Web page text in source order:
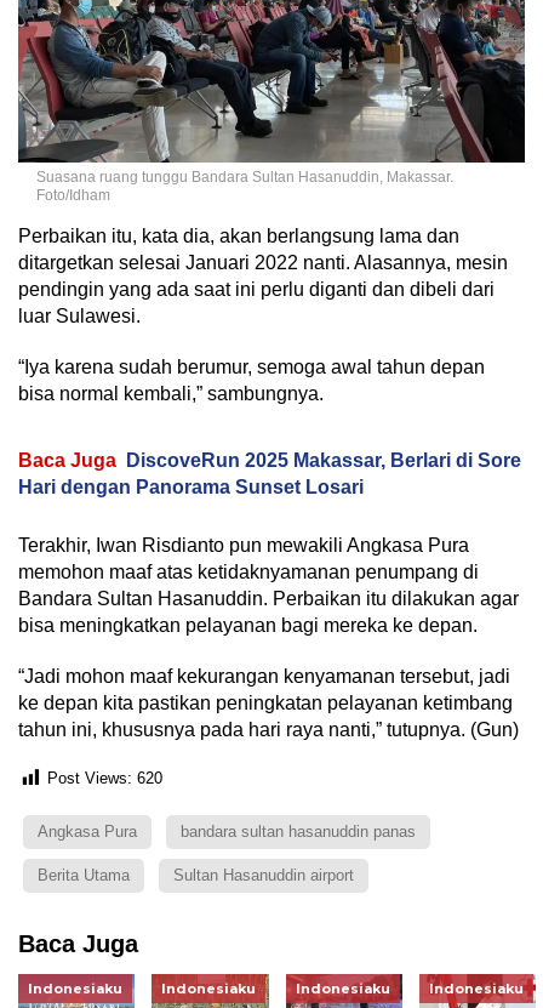
Suasana ruang tunggu Bandara Sultan Hasanuddin, Makassar.
Foto/Idham
Perbaikan itu, kata dia, akan berlangsung lama dan
ditargetkan selesai Januari 2022 nanti. Alasannya, mesin
pendingin yang ada saat ini perlu diganti dan dibeli dari
luar Sulawesi.
“Iya karena sudah berumur, semoga awal tahun depan
bisa normal kembali,” sambungnya.
Baca Juga
DiscoveRun 2025 Makassar, Berlari di Sore
Hari dengan Panorama Sunset Losari
Terakhir, Iwan Risdianto pun mewakili Angkasa Pura
memohon maaf atas ketidaknyamanan penumpang di
Bandara Sultan Hasanuddin. Perbaikan itu dilakukan agar
bisa meningkatkan pelayanan bagi mereka ke depan.
“Jadi mohon maaf kekurangan kenyamanan tersebut, jadi
ke depan kita pastikan peningkatan pelayanan ketimbang
tahun ini, khususnya pada hari raya nanti,” tutupnya. (Gun)
Post Views: 620
Angkasa Pura bandara sultan hasanuddin panas
Berita Utama Sultan Hasanuddin airport
Baca Juga
Indonesiaku Indonesiaku Indonesiaku Indonesiaku